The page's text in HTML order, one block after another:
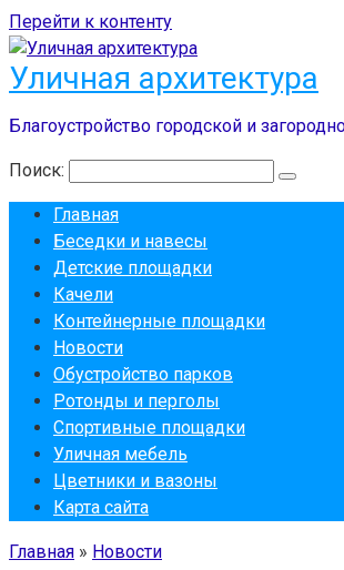
Перейти к контенту
Уличная архитектура
Благоустройство городской и
Поиск:
Главная
Беседки и навесы
Детские площадки
Качели
Контейнерные площадки
Новости
Обустройство парков
Ротонды и перголы
Спортивные площадки
Уличная мебель
Цветники и вазоны
Карта сайта
Главная » Новости